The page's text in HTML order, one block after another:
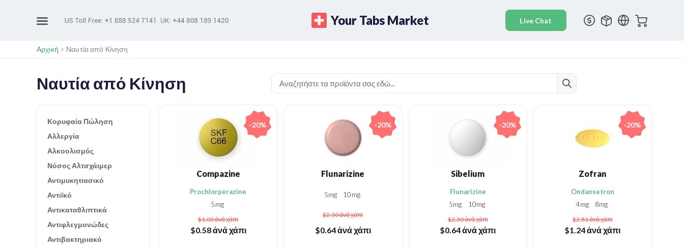
Your Tabs Market
Αρχική > Ναυτία από Κίνηση
Ναυτία από Κίνηση
Κορυφαία Πώληση
Αλλεργία
Αλκοολισμός
Νόσος Αλτσχάιμερ
Αντιμυκητιασικό
Αντιϊκό
Αντικαταθλιπτικά
Αντιφλεγμονώδες
Αντιβακτηριακό
Compazine
Prochlorperazine
5mg
$1.00ἀνά χάπι
$0.58ἀνά χάπι
-20%
Flunarizine
5mg 10mg
$2.30ἀνά χάπι
$0.64ἀνά χάπι
-20%
Sibelium
Flunarizine
5mg
10mg
$2.30ἀνά χάπι
$0.64ἀνά χάπι
-20%
Zofran
Ondansetron
4mg
8mg
$2.81ἀνά χάπι
$1.24ἀνά χάπι
-20%